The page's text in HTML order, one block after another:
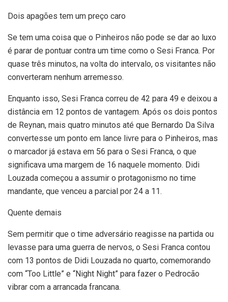
Dois apagões tem um preço caro
Se tem uma coisa que o Pinheiros não pode se dar ao luxo
é parar de pontuar contra um time como o Sesi Franca. Por
quase três minutos, na volta do intervalo, os visitantes não
converteram nenhum arremesso.
Enquanto isso, Sesi Franca correu de 42 para 49 e deixou a
distância em 12 pontos de vantagem. Após os dois pontos
de Reynan, mais quatro minutos até que Bernardo Da Silva
convertesse um ponto em lance livre para o Pinheiros, mas
o marcador já estava em 56 para o Sesi Franca, o que
significava uma margem de 16 naquele momento. Didi
Louzada começou a assumir o protagonismo no time
mandante, que venceu a parcial por 24 a 11.
Quente demais
Sem permitir que o time adversário reagisse na partida ou
levasse para uma guerra de nervos, o Sesi Franca contou
com 13 pontos de Didi Louzada no quarto, comemorando
com “Too Little” e “Night Night” para fazer o Pedrocão
vibrar com a arrancada francana.